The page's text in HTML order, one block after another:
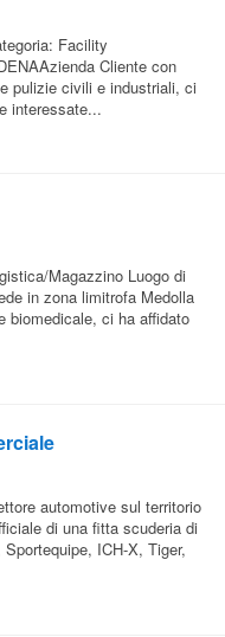
Facility
Cliente con
pulizie civili e industriali, ci
interessate...
Magazzino Luogo di
in zona limitrofa Medolla
biomedicale, ci ha affidato
automotive sul territorio
di una fitta scuderia di
ICH-X, Tiger,